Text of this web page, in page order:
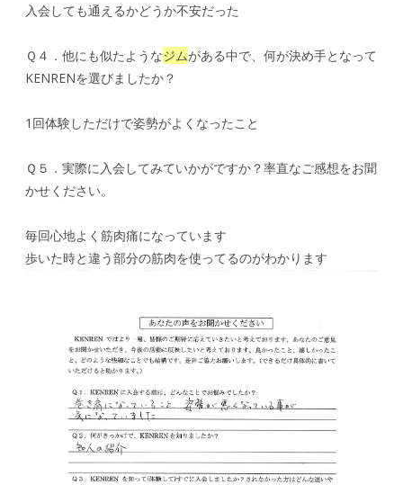
入会しても通えるかどうか不安だった
Ｑ４．他にも似たようなジムがある中で、何が決め手となって
KENRENを選びましたか？
1回体験しただけで姿勢がよくなったこと
Ｑ５．実際に入会してみていかがですか？率直なご感想をお聞
かせください。
毎回心地よく筋肉痛になっています
歩いた時と違う部分の筋肉を使ってるのがわかります